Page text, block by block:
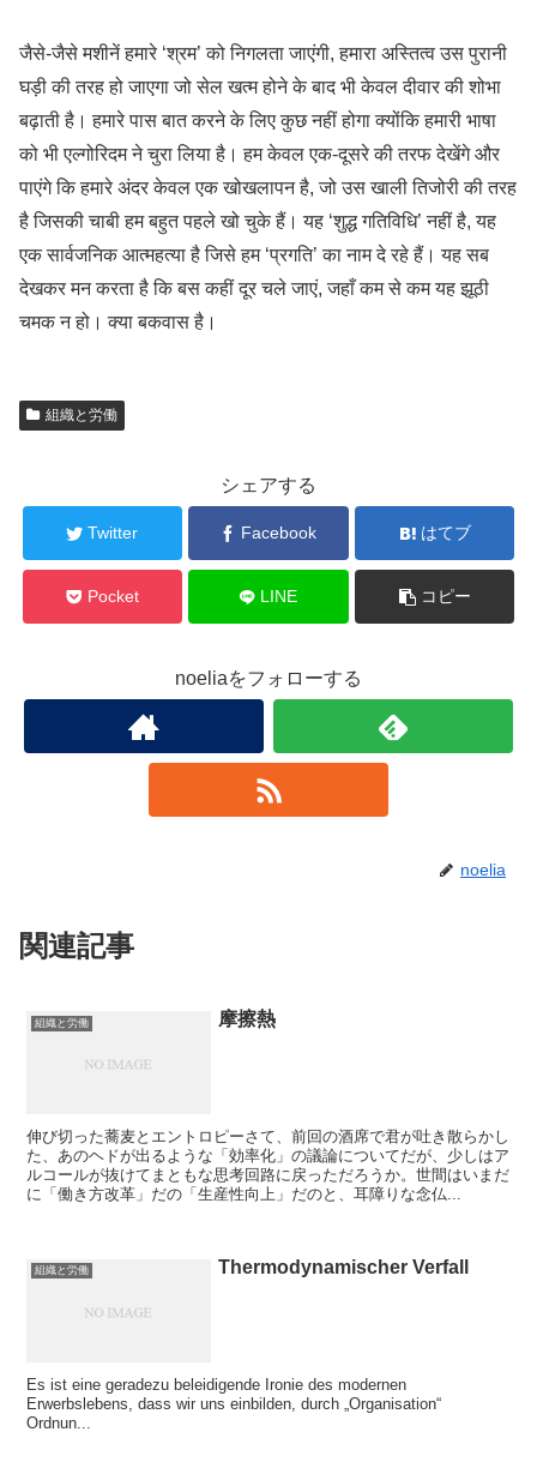
जैसे-जैसे मशीनें हमारे ‘श्रम’ को निगलता जाएंगी, हमारा अस्तित्व उस पुरानी
घड़ी की तरह हो जाएगा जो सेल खत्म होने के बाद भी केवल दीवार की शोभा
बढ़ाती है। हमारे पास बात करने के लिए कुछ नहीं होगा क्योंकि हमारी भाषा
को भी एल्गोरिदम ने चुरा लिया है। हम केवल एक-दूसरे की तरफ देखेंगे और
पाएंगे कि हमारे अंदर केवल एक खोखलापन है, जो उस खाली तिजोरी की तरह
है जिसकी चाबी हम बहुत पहले खो चुके हैं। यह ‘शुद्ध गतिविधि’ नहीं है, यह
एक सार्वजनिक आत्महत्या है जिसे हम ‘प्रगति’ का नाम दे रहे हैं। यह सब
देखकर मन करता है कि बस कहीं दूर चले जाएं, जहाँ कम से कम यह झूठी
चमक न हो। क्या बकवास है।
組織と労働
シェアする
Twitter Facebook はてブ
Pocket LINE コピー
noeliaをフォローする
noelia
関連記事
組織と労働 摩擦熱
伸び切った蕎麦とエントロピーさて、前回の酒席で君が吐き散らかし
た、あのヘドが出るような「効率化」の議論についてだが、少しはア
ルコールが抜けてまともな思考回路に戻っただろうか。世間はいまだ
に「働き方改革」だの「生産性向上」だのと、耳障りな念仏...
組織と労働 Thermodynamischer Verfall
Es ist eine geradezu beleidigende Ironie des modernen
Erwerbslebens, dass wir uns einbilden, durch „Organisation“
Ordnun...